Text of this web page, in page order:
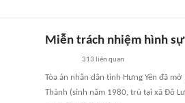
Miễn trách nhiệm hình
313 liên quan
Tòa án nhân dân tỉnh Hưng Yên đã
Thành (sinh năm 1980, trú tại xã Đô